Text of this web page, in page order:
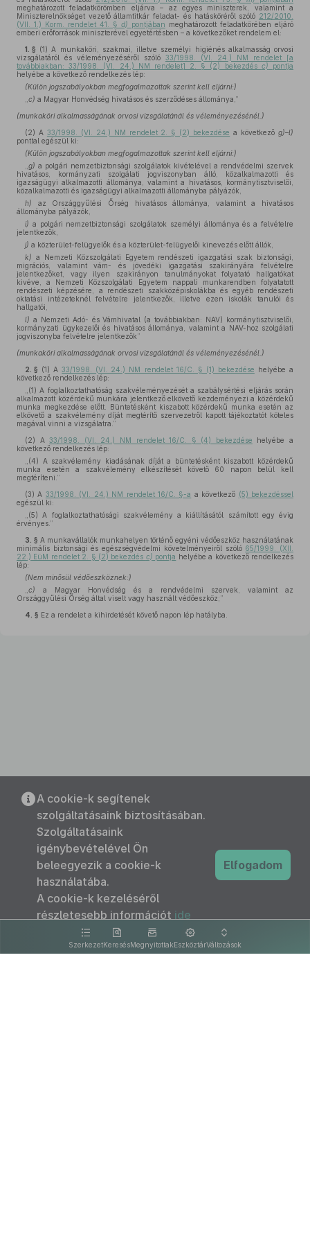
meghatározott feladatkörömben eljárva – az egyes miniszterek, valamint a
Miniszterelnökséget vezető államtitkár feladat- és hatásköréről szóló 212/2010.
(VII. 1.) Korm. rendelet 41. § d) pontjában meghatározott feladatkörében eljáró
emberi erőforrások miniszterével egyetértésben – a következőket rendelem el:
1. § (1) A munkaköri, szakmai, illetve személyi higiénés alkalmasság orvosi
vizsgálatáról és véleményezéséről szóló 33/1998. (VI. 24.) NM rendelet [a
továbbiakban: 33/1998. (VI. 24.) NM rendelet] 2. § (2) bekezdés c) pontja
helyébe a következő rendelkezés lép:
(Külön jogszabályokban megfogalmazottak szerint kell eljárni:)
c) a Magyar Honvédség hivatásos és szerződéses állománya,”
(munkaköri alkalmasságának orvosi vizsgálatánál és véleményezésénél.)
(2) A 33/1998. (VI. 24.) NM rendelet 2. § (2) bekezdése a következőg)–l)
ponttal egészül ki:
(Külön jogszabályokban megfogalmazottak szerint kell eljárni:)
g) a polgári nemzetbiztonsági szolgálatok kivételével a rendvédelmi szervek
hivatásos, kormányzati szolgálati jogviszonyban álló, közalkalmazotti és
igazságügyi alkalmazotti állománya, valamint a hivatásos, kormánytisztviselői,
közalkalmazotti és igazságügyi alkalmazotti állományba pályázók,
h) az Országgyűlési Őrség hivatásos állománya, valamint a hivatásos
állományba pályázók,
i) a polgári nemzetbiztonsági szolgálatok személyi állománya és a felvételre
jelentkezők,
j) a közterület-felügyelők és a közterület-felügyelői kinevezés előtt állók,
k) a Nemzeti Közszolgálati Egyetem rendészeti igazgatási szak biztonsági,
migrációs, valamint vám- és jövedéki igazgatási szakirányára felvételre
jelentkezőket, vagy ilyen szakirányon tanulmányokat folyatató hallgatókat
kivéve, a Nemzeti Közszolgálati Egyetem nappali munkarendben folyatatott
rendészeti képzésére, a rendészeti szakközépiskolákba és egyéb rendészeti
oktatási intézeteknél felvételre jelentkezők, illetve ezen iskolák tanulói és
hallgatói,
l) a Nemzeti Adó- és Vámhivatal (a továbbiakban: NAV) kormánytisztviselői,
kormányzati ügykezelői és hivatásos állománya, valamint a NAV-hoz szolgálati
jogviszonyba felvételre jelentkezők”
(munkaköri alkalmasságának orvosi vizsgálatánál és véleményezésénél.)
2. § (1) A33/1998. (VI. 24.) NM rendelet 16/C. § (1) bekezdése helyébe a
következő rendelkezés lép:
„(1) A foglalkoztathatóság szakvéleményezését a szabálysértési eljárás során
alkalmazott közérdekű munkára jelentkező elkövető kezdeményezi a közérdekű
munka megkezdése előtt. Büntetésként kiszabott közérdekű munka esetén az
elkövető a szakvélemény díját megtérítő szervezetről kapott tájékoztatót köteles
magával vinni a vizsgálatra.”
(2) A33/1998. (VI. 24.) NM rendelet 16/C. § (4) bekezdése helyébe a
következő rendelkezés lép:
„(4) A szakvélemény kiadásának díját a büntetésként kiszabott közérdekű
munka esetén a szakvélemény elkészítését követő 60 napon belül kell
megtéríteni.”
(3) A 33/1998. (VI. 24.) NM rendelet 16/C. §-a a következő (5) bekezdéssel
egészül ki:
„(5) A foglalkoztathatósági szakvélemény a kiállításától számított egy évig
érvényes.”
3. § A munkavállalók munkahelyen történő egyéni védőeszköz használatának
minimális biztonsági és egészségvédelmi követelményeiről szóló 65/1999. (XII.
22.) EüM rendelet 2. § (2) bekezdés c) pontja helyébe a következő rendelkezés
lép:
(Nem minősül védőeszköznek:)
c) a Magyar Honvédség és a rendvédelmi szervek, valamint az
Országgyűlési Őrség által viselt vagy használt védőeszköz;”
4. § Ez a rendelet a kihirdetését követő napon lép hatályba.
SzerkezetKeresésMegnyitottakEszköztárVáltozások
A cookie-k segítenek
szolgáltatásaink biztosításában.
Szolgáltatásaink
igénybevételével Ön
beleegyezik a cookie-k
használatába.
A cookie-k kezeléséről
részletesebb információt ide
kattintva olvashat.
Elfogadom